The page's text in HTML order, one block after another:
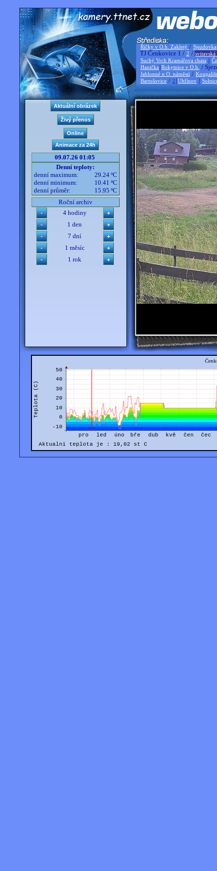
Říčky v O.h. Zakletý / Sjezdovka
TJ Čenkovice 1 / 2 / svitavská
Suchý Vrch Kramářova chata |
Hanička |Rokytnice v O.h. /
Jablonné n O. náměstí /
Bartošovice / 2 |Uhřínov |
09.07.26 01:05
Denní teploty:
denní maximum:
29.24 ºC
denní minimum:
10.41 ºC
denní průměr:
15.95 ºC
Roční archiv
4 hodiny
1 den
7 dní
1 měsíc
1 rok